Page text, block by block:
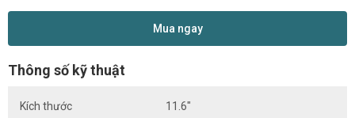
Mua ngay
Thông số kỹ thuật
Kích thước 11.6″